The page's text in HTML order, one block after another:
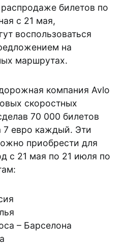
билетов по
с 21 мая,
воспользоваться
на
маршрутах.
компания Avlo
скоростных
70 000 билетов
7 евро каждый. Эти
приобрести для
с 21 мая по 21 июля по
– Барселона